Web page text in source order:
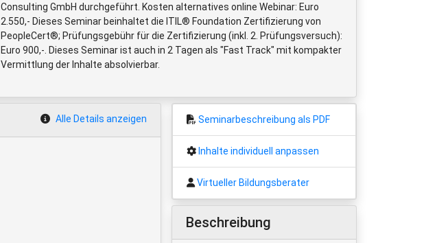
Consulting GmbH durchgeführt. Kosten alternatives online Webinar: Euro
2.550,- Dieses Seminar beinhaltet die ITIL® Foundation Zertifizierung von
PeopleCert®; Prüfungsgebühr für die Zertifizierung (inkl. 2. Prüfungsversuch):
Euro 900,-. Dieses Seminar ist auch in 2 Tagen als "Fast Track" mit kompakter
Vermittlung der Inhalte absolvierbar.
Alle Details anzeigen Seminarbeschreibung als PDF
Inhalte individuell anpassen
Virtueller Bildungsberater
Beschreibung